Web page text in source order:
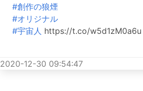
#創作の狼煙
#オリジナル
#宇宙人 https://t.co/w5d1zM0a6u
2020-12-30 09:54:47